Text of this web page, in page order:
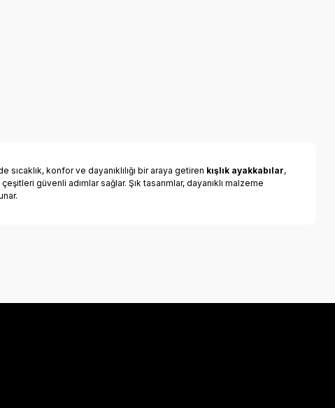
konfor ve dayanıklılığı bir araya getiren kışlık ayakkabılar,
çeşitleri güvenli adımlar sağlar. Şık tasarımlar, dayanıklı malzeme